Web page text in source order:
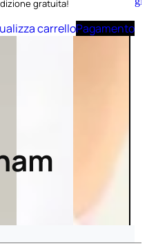
carrello
gratuita!
carrelloPagamento